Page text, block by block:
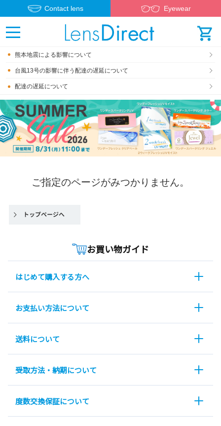
Contact lens Eyewear
熊本地震による影響について
台風13号の影響に伴う配達の遅延について
配達の遅延について
ご指定のページがみつかりません。
お買い物ガイド
はじめて購入する方へ
お支払い方法について
送料について
受取方法・納期について
度数交換保証について